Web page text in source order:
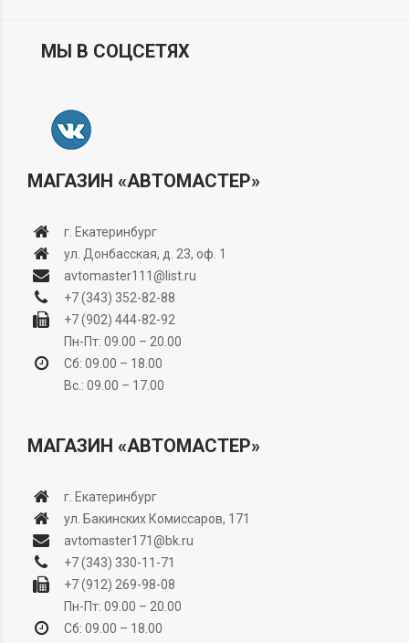
МЫ В СОЦСЕТЯХ
МАГАЗИН «АВТОМАСТЕР»
г. Екатеринбург
ул. Донбасская, д. 23, оф. 1
avtomaster111@list.ru
+7 (343) 352-82-88
+7 (902) 444-82-92
Пн-Пт: 09.00 – 20.00
Сб: 09.00 – 18.00
Вс.: 09.00 – 17.00
МАГАЗИН «АВТОМАСТЕР»
г. Екатеринбург
ул. Бакинских Комиссаров, 171
avtomaster171@bk.ru
+7 (343) 330-11-71
+7 (912) 269-98-08
Пн-Пт: 09.00 – 20.00
Сб: 09.00 – 18.00